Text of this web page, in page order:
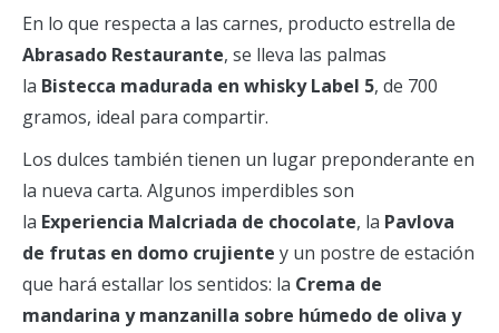
En lo que respecta a las carnes, producto estrella de
Abrasado Restaurante, se lleva las palmas
la Bistecca madurada en whisky Label 5, de 700
gramos, ideal para compartir.
Los dulces también tienen un lugar preponderante en
la nueva carta. Algunos imperdibles son
la Experiencia Malcriada de chocolate, la Pavlova
de frutas en domo crujiente y un postre de estación
que hará estallar los sentidos: la Crema de
mandarina y manzanilla sobre húmedo de oliva y